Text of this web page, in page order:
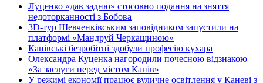
Луценко «дав задню» стосовно подання на зняття
недоторканності з Бобова
3D-тур Шевченківським заповідником запустили на
платформі «Мандруй Черкащиною»
Канівські безробітні здобули професію кухара
Олександра Куценка нагородили почесною відзнакою
«За заслуги перед містом Канів»
У режимі економії працює вуличне освітлення у Каневі з